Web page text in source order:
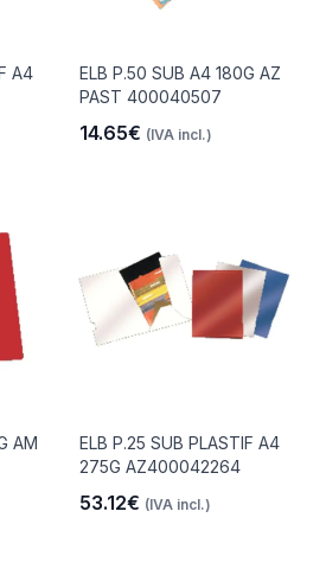
A4
ELB P.50 SUB A4 180G AZ
PAST 400040507
14.65€ (IVA incl.)
AM
ELB P.25 SUB PLASTIF A4
275G AZ400042264
53.12€ (IVA incl.)